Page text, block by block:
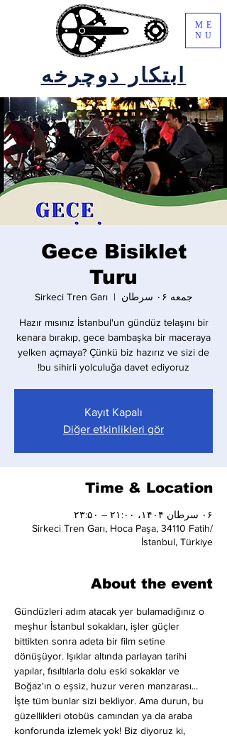
ابتکار دوچرخه
ME
NU
Gece Bisiklet
Turu
جمعه ۰۶ سرطان
  |
Sirkeci Tren Garı
Hazır mısınız İstanbul'un gündüz telaşını bir
kenara bırakıp, gece bambaşka bir maceraya
yelken açmaya? Çünkü biz hazırız ve sizi de
bu sihirli yolculuğa davet ediyoruz!
Kayıt Kapalı
Diğer etkinlikleri gör
Time & Location
۰۶ سرطان ۱۴۰۴، ۲۱:۰۰ – ۲۳:۵۰
Sirkeci Tren Garı, Hoca Paşa, 34110 Fatih/
İstanbul, Türkiye
About the event
Gündüzleri adım atacak yer bulamadığınız o
meşhur İstanbul sokakları, işler güçler
bittikten sonra adeta bir film setine
dönüşüyor. Işıklar altında parlayan tarihi
yapılar, fısıltılarla dolu eski sokaklar ve
Boğaz'ın o eşsiz, huzur veren manzarası...
İşte tüm bunlar sizi bekliyor. Ama durun, bu
güzellikleri otobüs camından ya da araba
konforunda izlemek yok! Biz diyoruz ki,